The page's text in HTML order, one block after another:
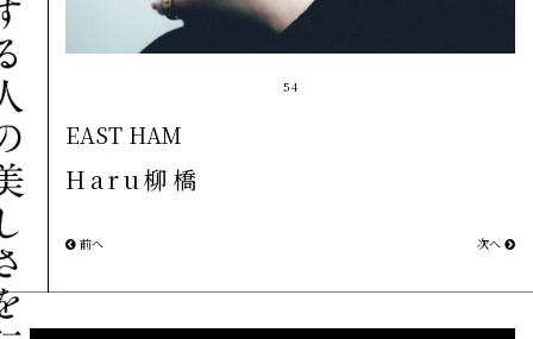
54
EAST HAM
Haru柳橋
前へ 次へ